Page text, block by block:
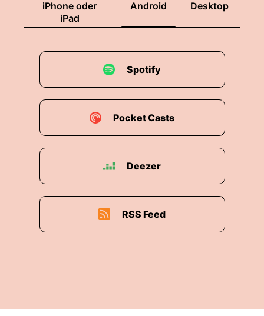
iPhone oder
iPad
Android Desktop
Spotify
Pocket Casts
Deezer
RSS Feed